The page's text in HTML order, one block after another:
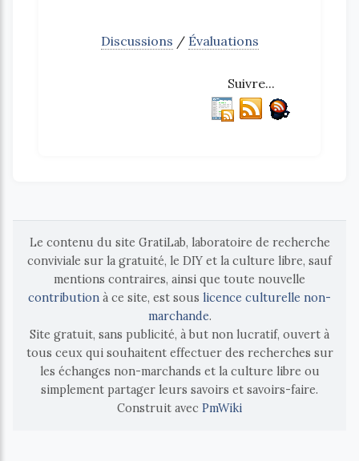
Discussions / Évaluations
Suivre...
Le contenu du site GratiLab, laboratoire de recherche
conviviale sur la gratuité, le DIY et la culture libre, sauf
mentions contraires, ainsi que toute nouvelle
contribution à ce site, est sous licence culturelle non-
marchande.
Site gratuit, sans publicité, à but non lucratif, ouvert à
tous ceux qui souhaitent effectuer des recherches sur
les échanges non-marchands et la culture libre ou
simplement partager leurs savoirs et savoirs-faire.
Construit avec PmWiki